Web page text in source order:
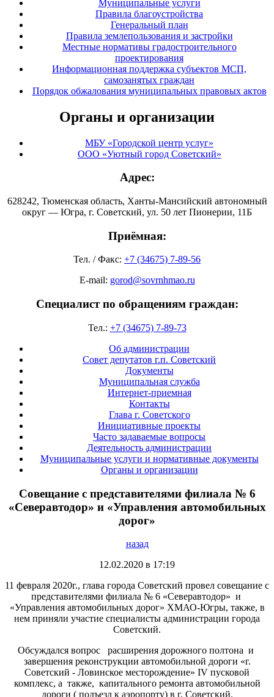
Муниципальные услуги
Правила благоустройства
Генеральный план
Правила землепользования и застройки
Местные нормативы градостроительного
проектирования
Информационная поддержка субъектов МСП,
самозанятых граждан
Порядок обжалования муниципальных правовых актов
Органы и организации
МБУ «Городской центр услуг»
ООО «Уютный город Советский»
Адрес:
628242, Тюменская область, Ханты-Мансийский автономный
округ — Югра, г. Советский, ул. 50 лет Пионерии, 11Б
Приёмная:
Тел. / Факс: +7 (34675) 7-89-56
E-mail: gorod@sovrnhmao.ru
Специалист по обращениям граждан:
Тел.: +7 (34675) 7-89-73
Об администрации
Совет депутатов г.п. Советский
Документы
Муниципальная служба
Интернет-приемная
Контакты
Глава г. Советского
Инициативные проекты
Часто задаваемые вопросы
Деятельность администрации
Муниципальные услуги и нормативные документы
Органы и организации
Совещание с представителями филиала № 6
«Северавтодор» и «Управления автомобильных
дорог»
назад
12.02.2020 в 17:19
11 февраля 2020г., глава города Советский провел совещание с
представителями филиала № 6 «Северавтодор» и
«Управления автомобильных дорог» ХМАО-Югры, также, в
нем приняли участие специалисты администрации города
Советский.
Обсуждался вопрос расширения дорожного полтона и
завершения реконструкции автомобильной дороги «г.
Советский - Ловинское месторождение» IV пусковой
комплекс, а также, капитального ремонта автомобильной
дороги ( подъезд к аэропорту) в г. Советский.